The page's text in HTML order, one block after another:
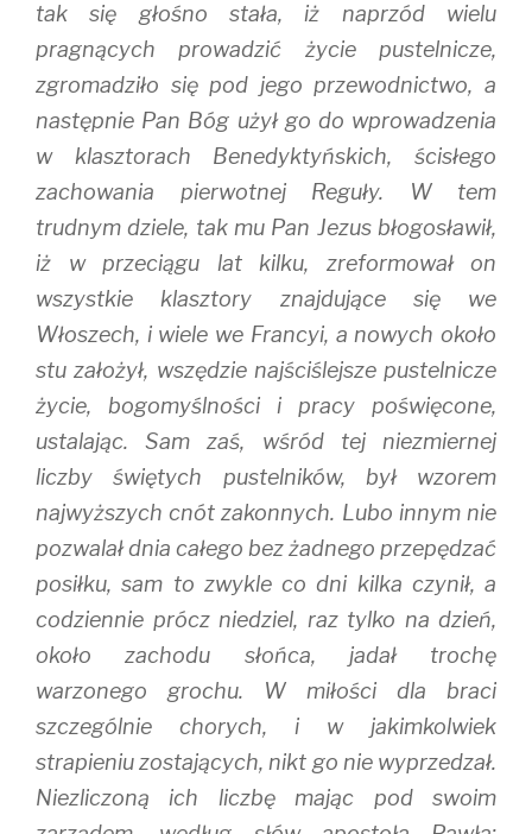
tak się głośno stała, iż naprzód wielu
pragnących prowadzić życie pustelnicze,
zgromadziło się pod jego przewodnictwo, a
następnie Pan Bóg użył go do wprowadzenia
w klasztorach Benedyktyńskich, ścisłego
zachowania pierwotnej Reguły. W tem
trudnym dziele, tak mu Pan Jezus błogosławił,
iż w przeciągu lat kilku, zreformował on
wszystkie klasztory znajdujące się we
Włoszech, i wiele we Francyi, a nowych około
stu założył, wszędzie najściślejsze pustelnicze
życie, bogomyślności i pracy poświęcone,
ustalając. Sam zaś, wśród tej niezmiernej
liczby świętych pustelników, był wzorem
najwyższych cnót zakonnych. Lubo innym nie
pozwalał dnia całego bez żadnego przepędzać
posiłku, sam to zwykle co dni kilka czynił, a
codziennie prócz niedziel, raz tylko na dzień,
około zachodu słońca, jadał trochę
warzonego grochu. W miłości dla braci
szczególnie chorych, i w jakimkolwiek
strapieniu zostających, nikt go nie wyprzedzał.
Niezliczoną ich liczbę mając pod swoim